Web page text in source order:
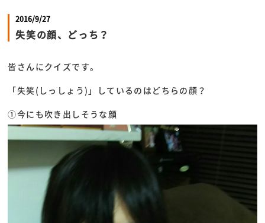
2016/9/27
失笑の顔、どっち？
皆さんにクイズです。
「失笑(しっしょう)」しているのはどちらの顔？
①今にも吹き出しそうな顔